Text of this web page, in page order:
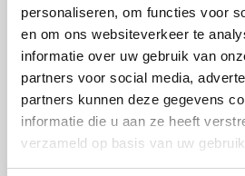
personaliseren, om functies voor
en om ons websiteverkeer te
informatie over uw gebruik van
partners voor social media,
partners kunnen deze gegevens
informatie die u aan ze heeft
verzameld op basis van uw